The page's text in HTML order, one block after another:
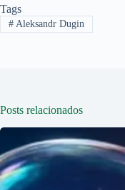
Tags
#Aleksandr Dugin
Posts relacionados